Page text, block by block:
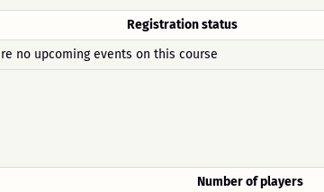
Registration status
no upcoming events on this course
Number of players